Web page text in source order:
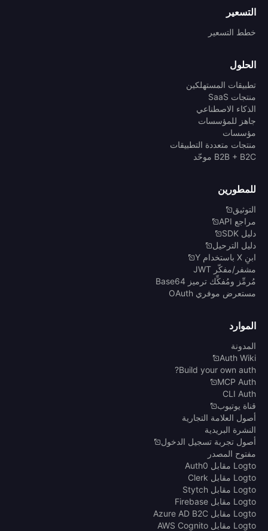
التسعير
خطط التسعير
الحلول
تطبيقات المستهلكين
منتجات SaaS
الذكاء الاصطناعي
جاهز للمؤسسات
مؤسسات
منتجات متعددة التطبيقات
B2B + B2C موحّد
للمطورين
التوثيق
مراجع API
دليل SDK
دليل الترحيل
ابنِ X باستخدام Y
مشفر/مفكّر JWT
مُرمِّز ومُفكِّك ترميز Base64
مستعرض موفري OAuth
الموارد
المدونة
Auth Wiki
Build your own auth?
MCP Auth
CLI Auth
قناة يوتيوب
أصول العلامة التجارية
النشرة البريدية
أصول تجربة تسجيل الدخول
مفتوح المصدر
Logto مقابل Auth0
Logto مقابل Clerk
Logto مقابل Stytch
Logto مقابل Firebase
Logto مقابل Azure AD B2C
Logto مقابل AWS Cognito